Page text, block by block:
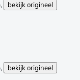
bekijk origineel
bekijk origineel